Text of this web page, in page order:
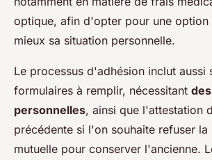
optique, afin d'opter pour une option
mieux sa situation personnelle.
Le processus d'adhésion inclut aussi
formulaires à remplir, nécessitant
personnelles, ainsi que l'attestation
précédente si l'on souhaite refuser la
mutuelle pour conserver l'ancienne.